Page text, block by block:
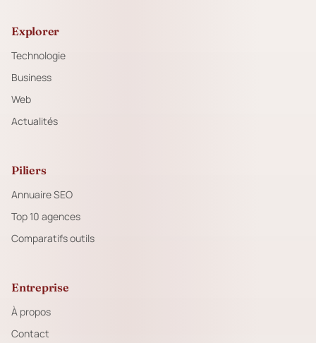
Explorer
Technologie
Business
Web
Actualités
Piliers
Annuaire SEO
Top 10 agences
Comparatifs outils
Entreprise
À propos
Contact